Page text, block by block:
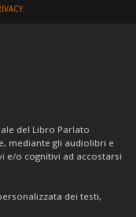
del Libro Parlato
mediante gli audiolibri e
e/o cognitivi ad accostarsi
dei testi,